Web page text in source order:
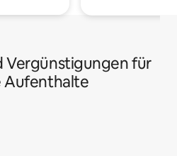
für
Aufenthalte